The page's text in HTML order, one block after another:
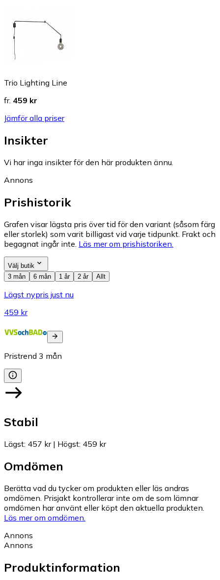
Trio Lighting Line
fr. 459 kr
Jämför alla priser
Insikter
Vi har inga insikter för den här produkten ännu.
Annons
Prishistorik
Grafen visar lägsta pris över tid för den variant (såsom färg
eller storlek) som varit billigast vid varje tidpunkt. Frakt och
begagnat ingår inte. Läs mer om prishistoriken.
Välj butik
3 mån
6 mån 1 år 2 år Allt
Lägst nypris just nu
459 kr
Pristrend 3 mån
Stabil
Lägst: 457 kr| Högst: 459 kr
Omdömen
Berätta vad du tycker om produkten eller läs andras
omdömen. Prisjakt kontrollerar inte om de som lämnar
omdömen har använt eller köpt den aktuella produkten.
Läs mer om omdömen.
Annons
Annons
Produktinformation